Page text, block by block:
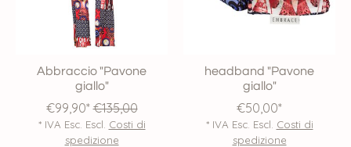
Abbraccio "Pavone
giallo"
€99,90* €135,00
* IVA Esc. Escl. Costi di
spedizione
headband "Pavone
giallo"
€50,00*
* IVA Esc. Escl. Costi di
spedizione